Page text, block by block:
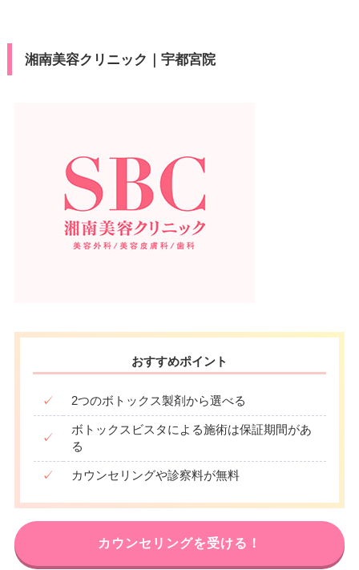
湘南美容クリニック｜宇都宮院
おすすめポイント
✓ 2つのボトックス製剤から選べる
✓
ボトックスビスタによる施術は保証期間があ
る
✓ カウンセリングや診察料が無料
カウンセリングを受ける！